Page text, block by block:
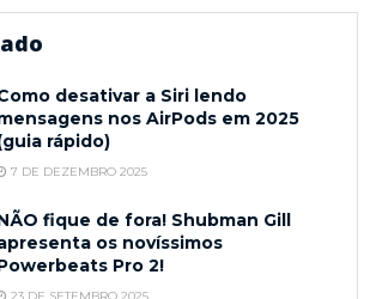
desativar a Siri lendo
nos AirPods em 2025
rápido)
7 DE DEZEMBRO 2025
fique de fora! Shubman Gill
os novíssimos
Pro 2!